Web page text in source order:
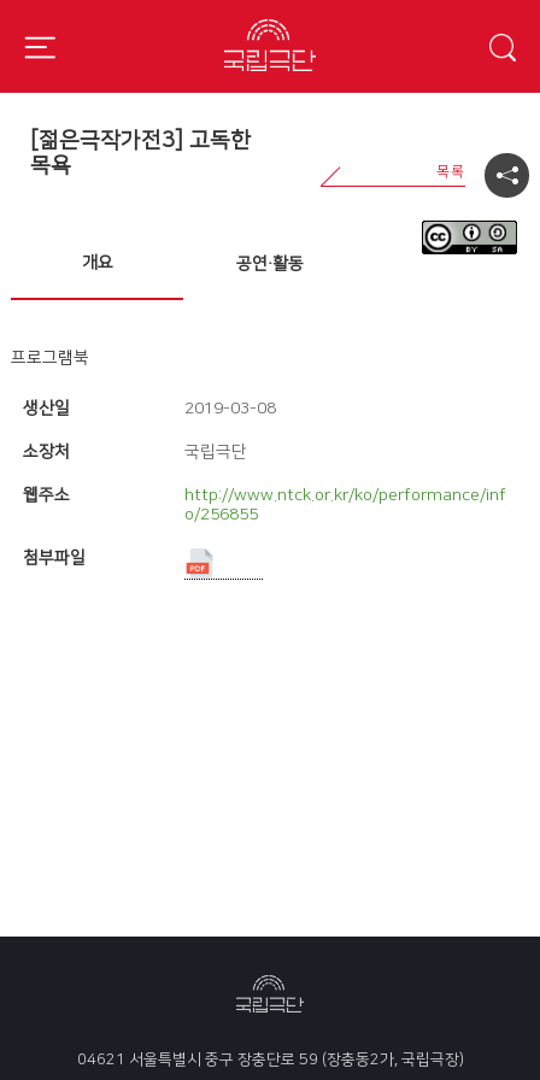
[젊은극작가전3] 고독한
목욕
개요 공연·활동
프로그램북
생산일 2019-03-08
소장처 국립극단
웹주소
http://www.ntck.or.kr/ko/performance/inf
o/256855
첨부파일
04621 서울특별시 중구 장충단로 59 (장충동2가, 국립극장)